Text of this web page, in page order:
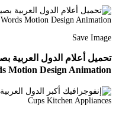
Save Image
Motion Design Animation